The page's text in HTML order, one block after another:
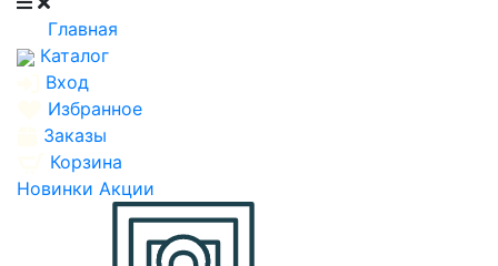
Главная
Каталог
Вход
Избранное
Заказы
Корзина
Новинки Акции